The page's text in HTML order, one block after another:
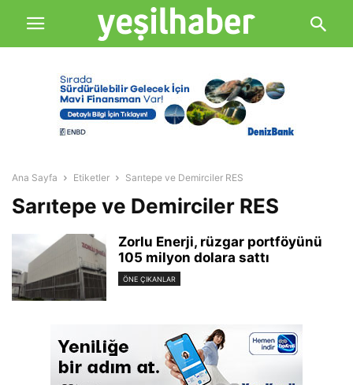
Ana Sayfa Etiketler Sarıtepe ve Demirciler RES
Sarıtepe ve Demirciler RES
Zorlu Enerji, rüzgar portföyünü
105 milyon dolara sattı
ÖNE ÇIKANLAR